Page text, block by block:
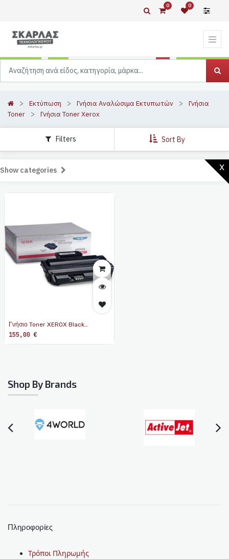
0 0
Εκτύπωση Γνήσια Αναλώσιμα Εκτυπωτών
Γνήσια
Toner
Γνήσια Toner Xerox
Filters Sort By
x
Show categories
Γνήσιο Toner XEROX Black
106R01374
155,00 €
Shop By Brands
Πληροφορίες
Τρόποι Πληρωμής